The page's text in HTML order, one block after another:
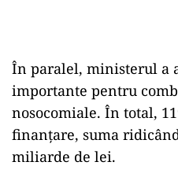
În paralel, ministerul a
importante pentru
nosocomiale. În total,
finanțare, suma
miliarde de lei.